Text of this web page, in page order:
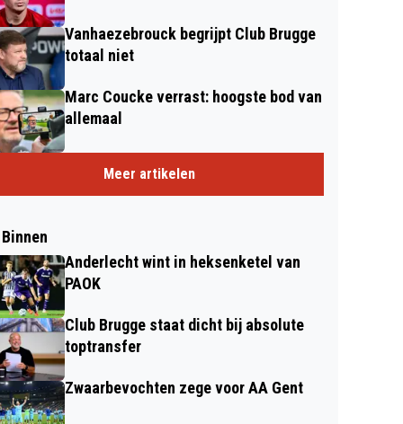
Vanhaezebrouck begrijpt Club Brugge
totaal niet
Marc Coucke verrast: hoogste bod van
allemaal
Meer artikelen
Anderlecht wint in heksenketel van
PAOK
Club Brugge staat dicht bij absolute
toptransfer
Zwaarbevochten zege voor AA Gent